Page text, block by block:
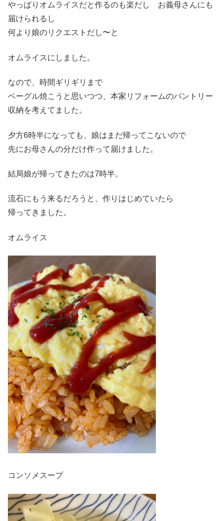
やっぱりオムライスだと作るのも楽だし お義母さんにも
届けられるし
何より娘のリクエストだし〜と
オムライスにしました。
なので、時間ギリギリまで
ベーグル焼こうと思いつつ、本家リフォームのパントリー
収納を考えてました。
夕方6時半になっても、娘はまだ帰ってこないので
先にお母さんの分だけ作って届けました。
結局娘が帰ってきたのは7時半。
流石にもう来るだろうと、作りはじめていたら
帰ってきました。
オムライス
コンソメスープ